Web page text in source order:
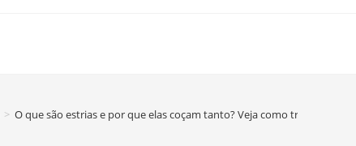
> O que são estrias e por que elas coçam tanto? Veja como tratar a